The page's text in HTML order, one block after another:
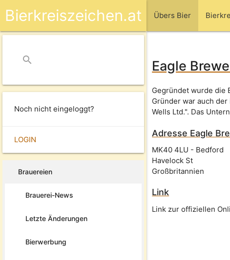
Übers Bier
Bierkreiszeichen.at
search
Noch nicht eingeloggt?
LOGIN
Brauereien
Brauerei-News
Letzte Änderungen
Bierwerbung
Eagle
Gegründet wurde die
Gründer war auch
Wells Ltd.". Das
Adresse Eagle
MK40 4LU - Bedford
Havelock St
Großbritannien
Link
Link zur offiziellen